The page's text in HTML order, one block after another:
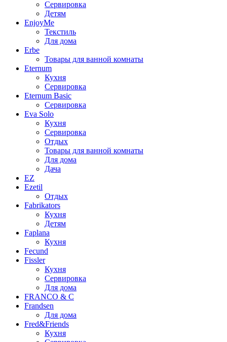
Сервировка
Детям
EnjoyMe
Текстиль
Для дома
Erbe
Товары для ванной комнаты
Eternum
Кухня
Сервировка
Eternum Basic
Сервировка
Eva Solo
Кухня
Сервировка
Отдых
Товары для ванной комнаты
Для дома
Дача
EZ
Ezetil
Отдых
Fabrikators
Кухня
Детям
Faplana
Кухня
Fecund
Fissler
Кухня
Сервировка
Для дома
FRANCO & C
Frandsen
Для дома
Fred&Friends
Кухня